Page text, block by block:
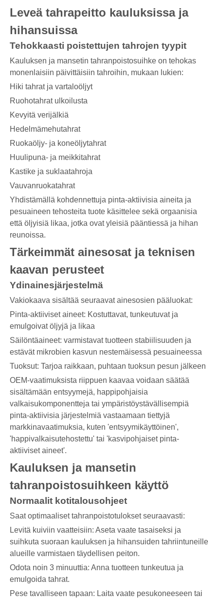
Leveä tahrapeitto kauluksissa ja
hihansuissa
Tehokkaasti poistettujen tahrojen tyypit
Kauluksen ja mansetin tahranpoistosuihke on tehokas
monenlaisiin päivittäisiin tahroihin, mukaan lukien:
Hiki tahrat ja vartaloöljyt
Ruohotahrat ulkoilusta
Kevyitä verijälkiä
Hedelmämehutahrat
Ruokaöljy- ja koneöljytahrat
Huulipuna- ja meikkitahrat
Kastike ja suklaatahroja
Vauvanruokatahrat
Yhdistämällä kohdennettuja pinta-aktiivisia aineita ja
pesuaineen tehosteita tuote käsittelee sekä orgaanisia
että öljyisiä likaa, jotka ovat yleisiä pääntiessä ja hihan
reunoissa.
Tärkeimmät ainesosat ja teknisen
kaavan perusteet
Ydinainesjärjestelmä
Vakiokaava sisältää seuraavat ainesosien pääluokat:
Pinta-aktiiviset aineet: Kostuttavat, tunkeutuvat ja
emulgoivat öljyjä ja likaa
Säilöntäaineet: varmistavat tuotteen stabiilisuuden ja
estävät mikrobien kasvun nestemäisessä pesuaineessa
Tuoksut: Tarjoa raikkaan, puhtaan tuoksun pesun jälkeen
OEM-vaatimuksista riippuen kaavaa voidaan säätää
sisältämään entsyymejä, happipohjaisia ​​
valkaisukomponentteja tai ympäristöystävällisempiä
pinta-aktiivisia järjestelmiä vastaamaan tiettyjä
markkinavaatimuksia, kuten 'entsyymikäyttöinen',
'happivalkaisutehostettu' tai 'kasvipohjaiset pinta-
aktiiviset aineet'.
Kauluksen ja mansetin
tahranpoistosuihkeen käyttö
Normaalit kotitalousohjeet
Saat optimaaliset tahranpoistotulokset seuraavasti:
Levitä kuiviin vaatteisiin: Aseta vaate tasaiseksi ja
suihkuta suoraan kauluksen ja hihansuiden tahriintuneille
alueille varmistaen täydellisen peiton.
Odota noin 3 minuuttia: Anna tuotteen tunkeutua ja
emulgoida tahrat.
Pese tavalliseen tapaan: Laita vaate pesukoneeseen tai